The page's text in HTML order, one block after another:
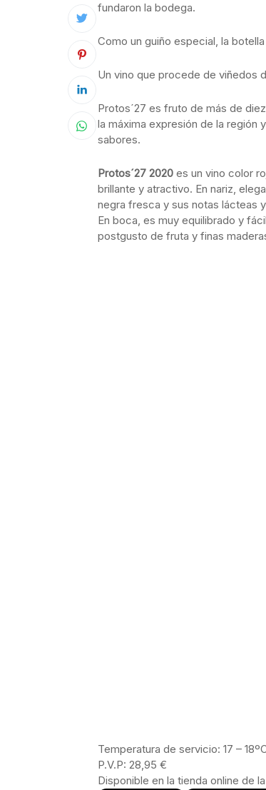
fundaron la bodega.
Como un guiño especial, la
Un vino que procede de viñedos
Protos´27 es fruto de más de
la máxima expresión de la región
sabores.
Protos´27 2020 es un vino color
brillante y atractivo. En nariz,
negra fresca y sus notas lácteas
En boca, es muy equilibrado y
postgusto de fruta y finas
Temperatura de servicio: 17 –
P.V.P: 28,95 €
Disponible en la tienda online de